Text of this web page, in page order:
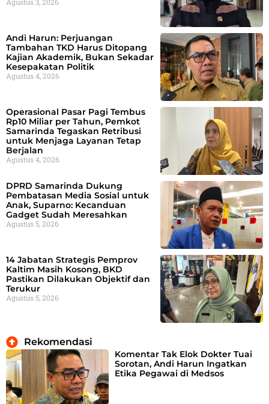
Andi Harun: Perjuangan
Tambahan TKD Harus Ditopang
Kajian Akademik, Bukan Sekadar
Kesepakatan Politik
Agustus 4, 2026
Operasional Pasar Pagi Tembus
Rp10 Miliar per Tahun, Pemkot
Samarinda Tegaskan Retribusi
untuk Menjaga Layanan Tetap
Berjalan
Agustus 4, 2026
DPRD Samarinda Dukung
Pembatasan Media Sosial untuk
Anak, Suparno: Kecanduan
Gadget Sudah Meresahkan
Agustus 5, 2026
14 Jabatan Strategis Pemprov
Kaltim Masih Kosong, BKD
Pastikan Dilakukan Objektif dan
Terukur
Agustus 5, 2026
Rekomendasi
Komentar Tak Elok Dokter Tuai
Sorotan, Andi Harun Ingatkan
Etika Pegawai di Medsos